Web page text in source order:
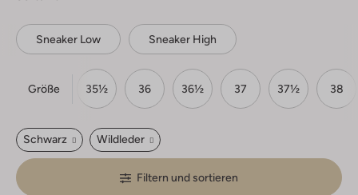
Sneaker Low Sneaker High
Größe
35 35½ 36 36½ 37 37½ 38
Schwarz Wildleder
Filtern und sortieren